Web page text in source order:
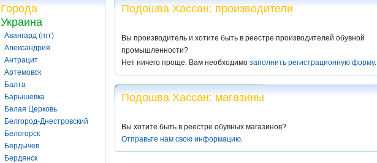
Города
Украина
Авангард (пгт)
Александрия
Антрацит
Артемовск
Балта
Барышевка
Белая Церковь
Белгород-Днестровский
Белогорск
Бердычев
Бердянск
Подошва Хассан: производители
Вы производитель и хотите быть в реестре производителей обувной
промышленности?
Нет ничего проще. Вам необходимо заполнить регистрационную форму.
Подошва Хассан: магазины
Вы хотите быть в реестре обувных магазинов?
Отправьте нам свою информацию.